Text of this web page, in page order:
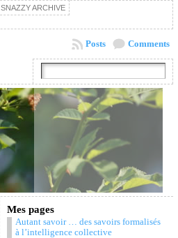
SNAZZY ARCHIVE
Comments
Posts
Mes pages
Autant savoir … des savoirs formalisés
à l’intelligence collective